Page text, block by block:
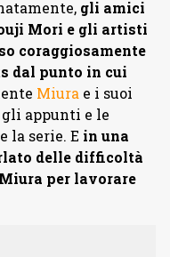
gli amici
Mori e gli artisti
coraggiosamente
dal punto in cui
Miura e i suoi
appunti e le
la serie. E in una
delle difficoltà
per lavorare